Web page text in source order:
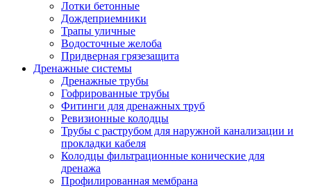
Лотки бетонные
Дождеприемники
Трапы уличные
Водосточные желоба
Придверная грязезащита
Дренажные системы
Дренажные трубы
Гофрированные трубы
Фитинги для дренажных труб
Ревизионные колодцы
Трубы с раструбом для наружной канализации и
прокладки кабеля
Колодцы фильтрационные конические для
дренажа
Профилированная мембрана